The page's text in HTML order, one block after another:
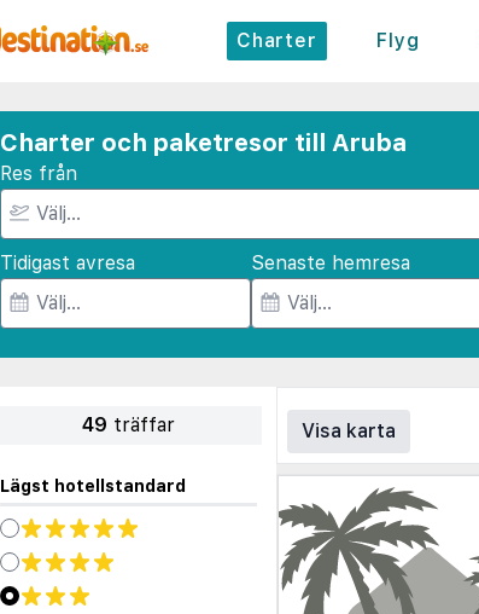
Charter Flyg
Charter och paketresor till Aruba
Res från
Tidigast avresa Senaste hemresa
49 träffar
Lägst hotellstandard
Visa karta